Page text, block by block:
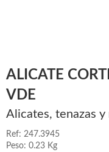
ALICATE
VDE
Alicates, tenazas y
Ref: 247.3945
Peso: 0.23 Kg